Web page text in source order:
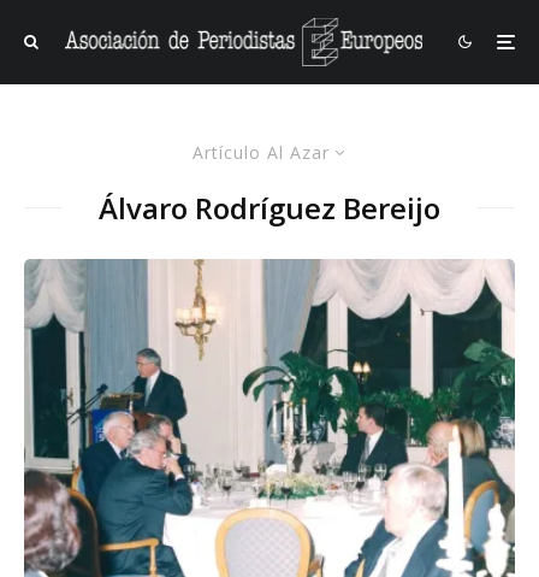
Artículo Al Azar
Álvaro Rodríguez Bereijo